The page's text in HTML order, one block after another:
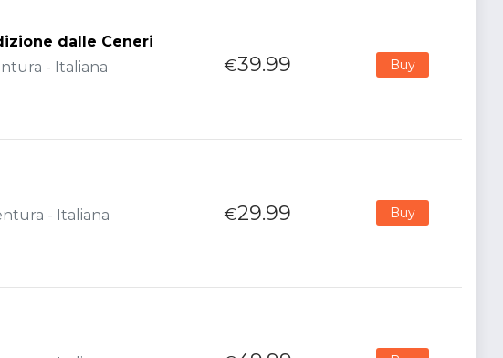
dalle Ceneri
- Italiana
€39.99 Buy
- Italiana
€29.99 Buy